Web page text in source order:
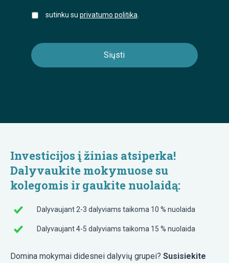
sutinku su privatumo politika
Investicijos į žinias atsiperka!
Dalyvaukite mokymuose su
kolegomis ir gaukite nuolaidą:
Dalyvaujant 2-3 dalyviams taikoma 10 % nuolaida
Dalyvaujant 4-5 dalyviams taikoma 15 % nuolaida
Domina mokymai didesnei dalyvių grupei? Susisiekite